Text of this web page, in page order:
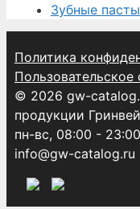
Зубные
Политика
Пользовательское
© 2026 gw-
продукции Гринвей
пн-вс, 08:00 -
info@gw-catalog.ru